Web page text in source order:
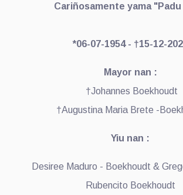
Cariñosamente yama
*06-07-1954 - †15-12-
Mayor nan :
†Johannes Boekhoudt
†Augustina Maria Brete -
Yiu nan :
Desiree Maduro - Boekhoudt &
Rubencito Boekhoudt